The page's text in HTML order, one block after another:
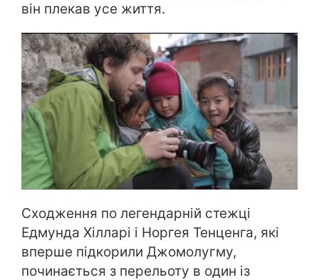
він плекав усе життя.
Сходження по легендарній стежці
Едмунда Хілларі і Норгея Тенценга, які
вперше підкорили Джомолугму,
починається з перельоту в один із